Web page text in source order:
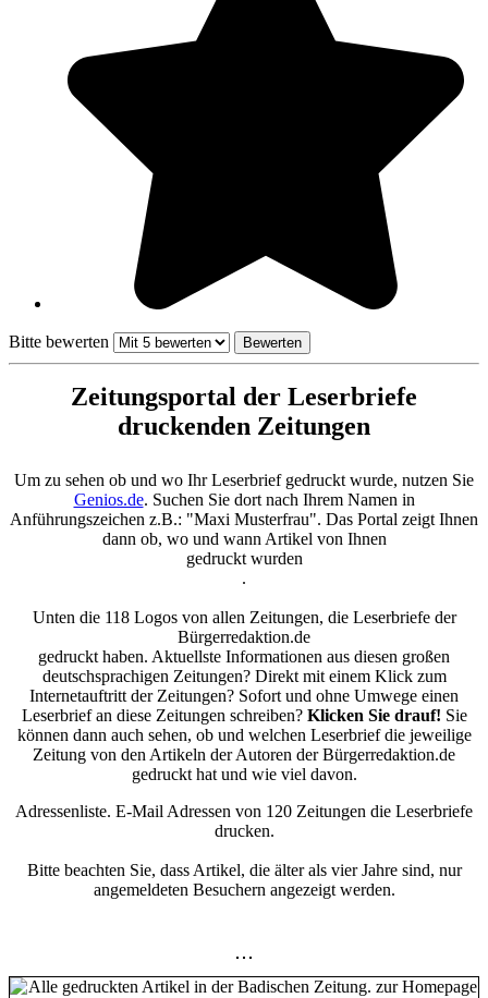
Bitte bewerten
Zeitungsportal der Leserbriefe
druckenden Zeitungen
Um zu sehen ob und wo Ihr Leserbrief gedruckt wurde, nutzen Sie
Genios.de. Suchen Sie dort nach Ihrem Namen in
Anführungszeichen z.B.: "Maxi Musterfrau". Das Portal zeigt Ihnen
dann ob, wo und wann Artikel von Ihnen
gedruckt wurden
.
Unten die 118 Logos von allen Zeitungen, die Leserbriefe der
Bürgerredaktion.de
gedruckt haben. Aktuellste Informationen aus diesen großen
deutschsprachigen Zeitungen? Direkt mit einem Klick zum
Internetauftritt der Zeitungen? Sofort und ohne Umwege einen
Leserbrief an diese Zeitungen schreiben? Klicken Sie drauf! Sie
können dann auch sehen, ob und welchen Leserbrief die jeweilige
Zeitung von den Artikeln der Autoren der Bürgerredaktion.de
gedruckt hat und wie viel davon.
Adressenliste. E-Mail Adressen von 120 Zeitungen die Leserbriefe
drucken.
Bitte beachten Sie, dass Artikel, die älter als vier Jahre sind, nur
angemeldeten Besuchern angezeigt werden.